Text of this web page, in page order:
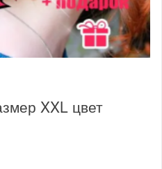
XXL цвет